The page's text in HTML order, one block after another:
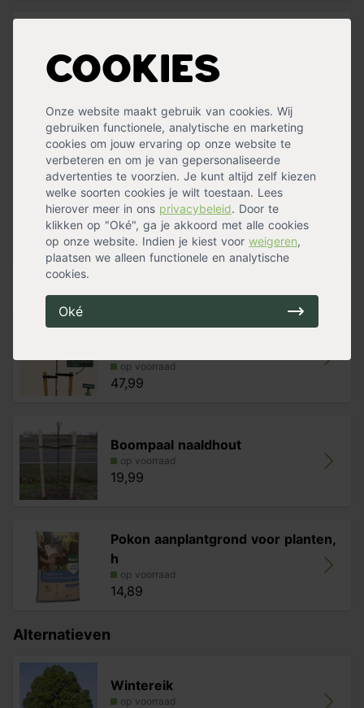
Cookies
Onze website maakt gebruik van cookies. Wij
gebruiken functionele, analytische en marketing
cookies om jouw ervaring op onze website te
verbeteren en om je van gepersonaliseerde
advertenties te voorzien. Je kunt altijd zelf kiezen
welke soorten cookies je wilt toestaan. Lees
hierover meer in ons privacybeleid. Door te
klikken op "Oké", ga je akkoord met alle cookies
op onze website. Indien je kiest voor weigeren,
plaatsen we alleen functionele en analytische
cookies.
Oké
week duren. De bomen worden speciaal voor jou uit de
grond gehaald bij de kweker en in pot gekweekt. Zodra
de bomen klaarstaan zullen we contact met je opnemen
Kenmerken
Stamhoogte: tussen 180 en 200cm
Maximale hoogte: 20m
Blad: omgekeerd eirond, donkergroen, 6-10cm
Bloeiperiode: maart/april
Vrucht: platte gevleugelde nootjes, rond elliptisch, bruin
Grondsoort: alle
Windbestendigheid: goed
Oorsprong: Nederland
Let op: bij het kiezen van een boom is de stamomtrek
leidend. De bij de stamomtrek genoemde hoogte is
slechts een indicatie. Dus aan de hoogte indicatie
Bladkleur
Groen
Blad winter
Bladverliezend
Standplaats
Halfschaduw ,Schaduw,Zon
Bloemkleur
Geel, Groen
Bloemen
Ja
Snoeimaand
Oktober ,November
Waterbehoefte
Gemiddeld
Vruchtdragend
Ja
Groeisnelheid
Snel
Vorm
Hoogstam
Herfstverkleuring
Geel,Goud
Meer specificaties »
Boompalen set (2 palen + 2
op voorraad
47,99
Boompaal naaldhout
op voorraad
19,99
Pokon aanplantgrond voor planten,
h
op voorraad
14,89
Alternatieven
Wintereik
op voorraad